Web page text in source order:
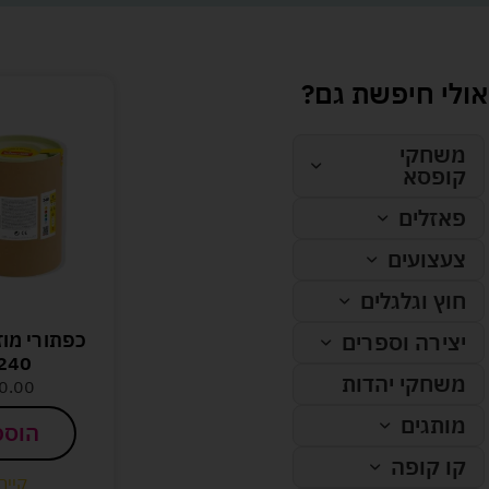
אולי חיפשת גם?
משחקי
קופסא
פאזלים
צעצועים
חוץ וגלגלים
יצירה וספרים
משחקי יהדות
מותגים
קו קופה
כפתורי